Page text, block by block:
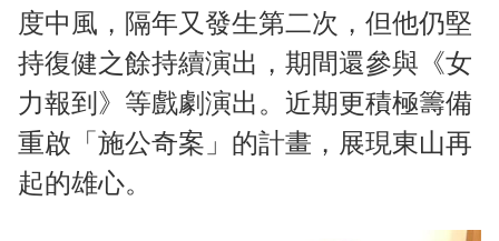
度中風，隔年又發生第二次，但他仍堅
持復健之餘持續演出，期間還參與《女
力報到》等戲劇演出。近期更積極籌備
重啟「施公奇案」的計畫，展現東山再
起的雄心。